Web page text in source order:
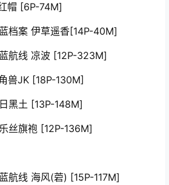
帽 [6P-74M]
档案 伊草遥香[14P-40M]
航线 凉波 [12P-323M]
兽JK [18P-130M]
黑土 [13P-148M]
丝旗袍 [12P-136M]
航线 海风(菪) [15P-117M]